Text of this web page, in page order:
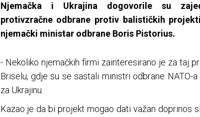
Njemačka i Ukrajina dogovorile su
protivzračne odbrane protiv balističkih
njemački ministar odbrane Boris Pistorius.
- Nekoliko njemačkih firmi zainteresirano je za taj
Briselu, gdje su se sastali ministri odbrane NATO-
za Ukrajinu.
Kazao je da bi projekt mogao dati važan doprinos